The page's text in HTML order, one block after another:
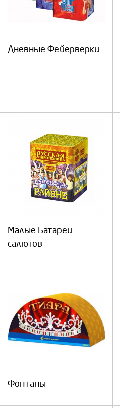
Дневные Фейерверки
Малые Батареи
салютов
Фонтаны